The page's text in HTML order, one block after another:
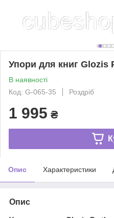
Упори для книг Glozis
В наявності
Код: G-065-35
Роздріб
1 995 ₴
Опис Характеристики
Опис